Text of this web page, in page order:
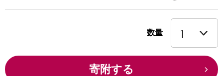
数量
寄附する